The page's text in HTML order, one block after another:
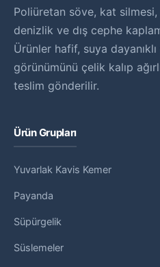
Poliüretan söve, kat
denizlik ve dış cephe
Ürünler hafif, suya
görünümünü çelik kalıp
teslim gönderilir.
Ürün Grupları
Yuvarlak Kavis Kemer
Payanda
Süpürgelik
Süslemeler